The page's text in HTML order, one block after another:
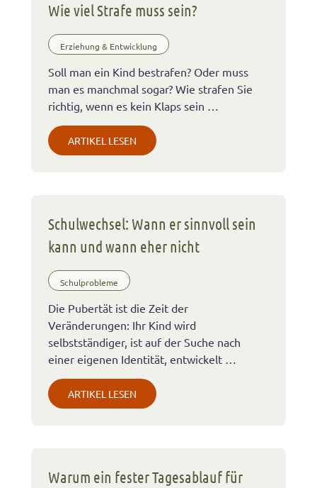
Wie viel Strafe muss sein?
Erziehung & Entwicklung
Soll man ein Kind bestrafen? Oder muss
man es manchmal sogar? Wie strafen Sie
richtig, wenn es kein Klaps sein …
ARTIKEL LESEN
Schulwechsel: Wann er sinnvoll sein
kann und wann eher nicht
Schulprobleme
Die Pubertät ist die Zeit der
Veränderungen: Ihr Kind wird
selbstständiger, ist auf der Suche nach
einer eigenen Identität, entwickelt …
ARTIKEL LESEN
Warum ein fester Tagesablauf für